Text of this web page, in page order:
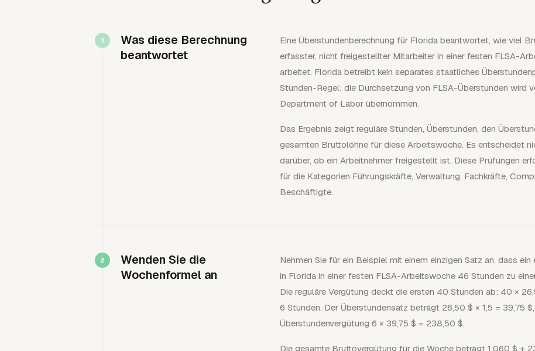
Was diese Berechnung
beantwortet
Eine Überstundenberechnung für Florida beantwortet, wie viel
erfasster, nicht freigestellter Mitarbeiter in einer festen FLSA-
arbeitet. Florida betreibt kein separates staatliches
Stunden-Regel; die Durchsetzung von FLSA-Überstunden wird
Department of Labor übernommen.
Das Ergebnis zeigt reguläre Stunden, Überstunden, den
gesamten Bruttolöhne für diese Arbeitswoche. Es entscheidet
darüber, ob ein Arbeitnehmer freigestellt ist. Diese Prüfungen
für die Kategorien Führungskräfte, Verwaltung, Fachkräfte,
Beschäftigte.
Wenden Sie die
Wochenformel an
Nehmen Sie für ein Beispiel mit einem einzigen Satz an, dass
in Florida in einer festen FLSA-Arbeitswoche 46 Stunden zu
Die reguläre Vergütung deckt die ersten 40 Stunden ab: 40 ×
6 Stunden. Der Überstundensatz beträgt 26,50 $ × 1,5 = 39,75
Überstundenvergütung 6 × 39,75 $ = 238,50 $.
Die gesamte Bruttovergütung für die Woche beträgt 1.060 $ +